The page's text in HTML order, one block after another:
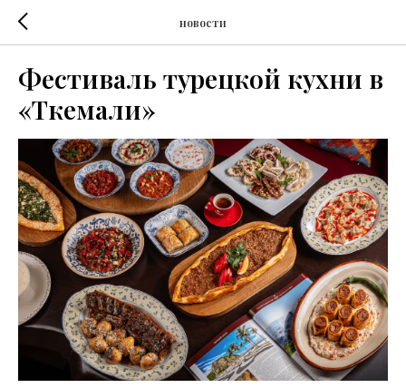
новости
Фестиваль турецкой кухни в
«Ткемали»